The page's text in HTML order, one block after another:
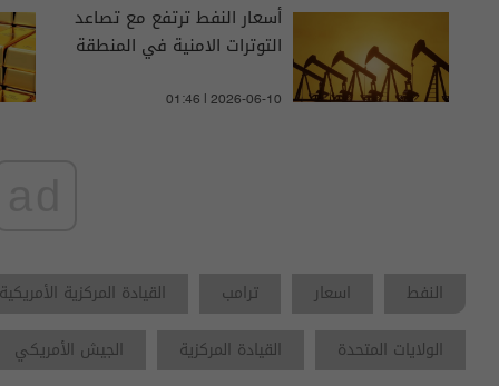
أسعار النفط ترتفع مع تصاعد
التوترات الامنية في المنطقة
01:46 | 2026-06-10
النفط اسعار ترامب القيادة المركزية الأمريكية
الولايات المتحدة
القيادة المركزية الجيش الأمريكي